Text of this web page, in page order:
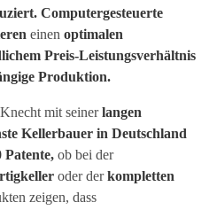
Computergesteuerte
einen optimalen
Preis-Leistungsverhältnis
Produktion.
mit seinerlangen
Kellerbauer in Deutschland
Patente, ob bei der
oder derkompletten
zeigen, dass